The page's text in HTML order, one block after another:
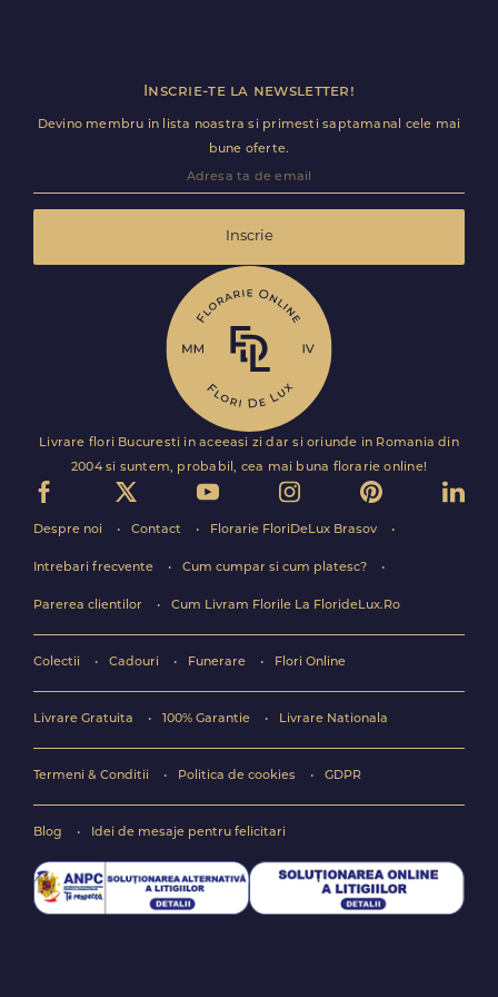
Inscrie-te la newsletter!
Devino membru in lista noastra si primesti saptamanal cele mai
bune oferte.
Inscrie
Livrare flori Bucuresti in aceeasi zi dar si oriunde in Romania din
2004 si suntem, probabil, cea mai buna florarie online!
Despre noi Contact Florarie FloriDeLux Brasov
Intrebari frecvente Cum cumpar si cum platesc?
Parerea clientilor Cum Livram Florile La FlorideLux.Ro
Colectii Cadouri Funerare Flori Online
Livrare Gratuita 100% Garantie Livrare Nationala
Termeni & Conditii Politica de cookies GDPR
Blog Idei de mesaje pentru felicitari